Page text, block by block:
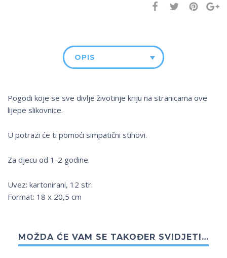
OPIS
Pogodi koje se sve divlje životinje kriju na stranicama ove
lijepe slikovnice.
U potrazi će ti pomoći simpatični stihovi.
Za djecu od 1-2 godine.
Uvez: kartonirani, 12 str.
Format: 18 x 20,5 cm
MOŽDA ĆE VAM SE TAKOĐER SVIDJETI…